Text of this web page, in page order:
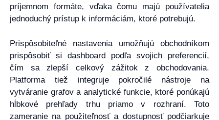
príjemnom formáte, vďaka čomu majú používatelia
jednoduchý prístup k informáciám, ktoré potrebujú.
Prispôsobiteľné nastavenia umožňujú obchodníkom
prispôsobiť si dashboard podľa svojich preferencií,
čím sa zlepší celkový zážitok z obchodovania.
Platforma tiež integruje pokročilé nástroje na
vytváranie grafov a analytické funkcie, ktoré ponúkajú
hĺbkové prehľady trhu priamo v rozhraní. Toto
zameranie na použiteľnosť a dostupnosť podčiarkuje